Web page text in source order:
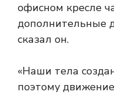
офисном кресле
дополнительные
сказал он.
«Наши тела
поэтому